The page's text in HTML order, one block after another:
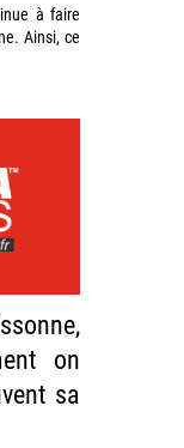
à faire
Ainsi, ce
on
sa